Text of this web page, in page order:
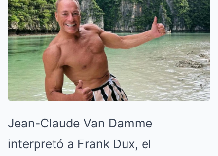
Jean-Claude Van Damme
interpretó a Frank Dux, el